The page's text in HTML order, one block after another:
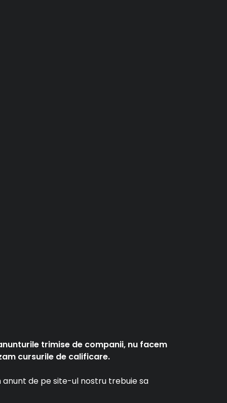
trimise de companii, nu facem
cursurile de calificare.
anunt de pe site-ul nostru trebuie sa